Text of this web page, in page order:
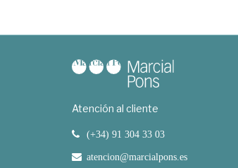
Atención al cliente
(+34) 91 304 33 03
atencion@marcialpons.es